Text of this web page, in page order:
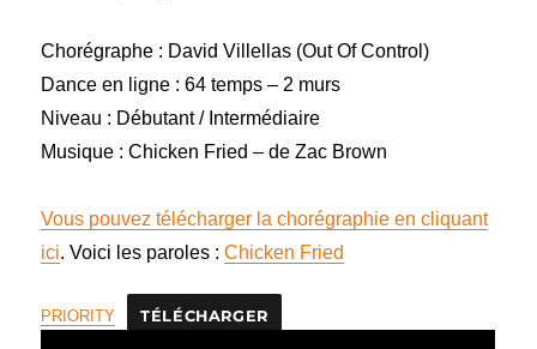
Chorégraphe : David Villellas (Out Of Control)
Dance en ligne : 64 temps – 2 murs
Niveau : Débutant / Intermédiaire
Musique : Chicken Fried – de Zac Brown
Vous pouvez télécharger la chorégraphie en cliquant
ici. Voici les paroles :Chicken Fried
PRIORITY TÉLÉCHARGER